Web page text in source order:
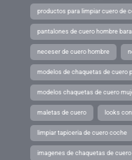
productos para limpiar cuero de
pantalones de cuero hombre
neceser de cuero hombre
modelos de chaquetas de cuero
modelos chaquetas de cuero
maletas de cuero looks
limpiar tapiceria de cuero coche
imagenes de chaquetas de